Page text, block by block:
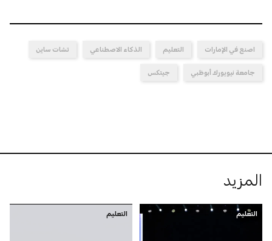
اصنع في الإمارات التعليم الذكاء الاصطناعي تشات ساين
جامعة نيويورك أبوظبي جيتكس
المزيد
التعليم التعليم